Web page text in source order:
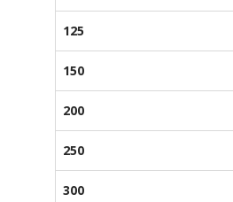
125
150
200
250
300